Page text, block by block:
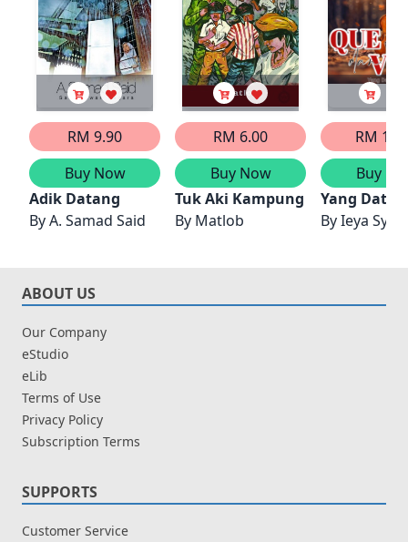
RM 9.90
Buy Now
Adik Datang
ByA. Samad Said
RM 6.00
Buy Now
Tuk Aki Kampung Paya
By Matlob
RM
Buy
Yang
ByIeya Sya
ABOUT US
Our Company
eStudio
eLib
Terms of Use
Privacy Policy
Subscription Terms
SUPPORTS
Customer Service